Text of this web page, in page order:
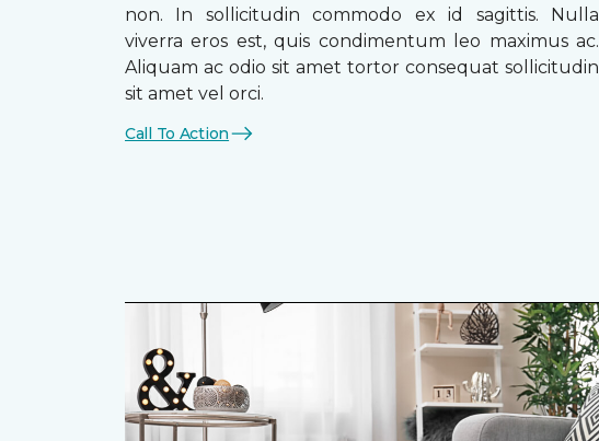
non. In sollicitudin commodo ex id sagittis. Nulla
viverra eros est, quis condimentum leo maximus ac.
Aliquam ac odio sit amet tortor consequat sollicitudin
sit amet vel orci.
Call To Action